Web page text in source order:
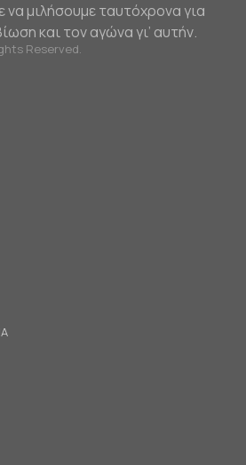
μιλήσουμε ταυτόχρονα για
και τον αγώνα γι’ αυτήν.
Reserved.